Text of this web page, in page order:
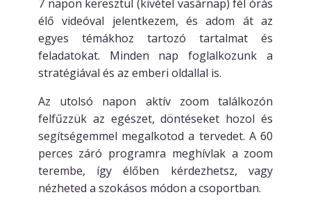
7 napon keresztül (kivétel vasárnap) fél órás
élő videóval jelentkezem, és adom át az
egyes témákhoz tartozó tartalmat és
feladatokat. Minden nap foglalkozunk a
stratégiával és az emberi oldallal is.
Az utolsó napon aktív zoom találkozón
felfűzzük az egészet, döntéseket hozol és
segítségemmel megalkotod a tervedet. A 60
perces záró programra meghívlak a zoom
terembe, így élőben kérdezhetsz, vagy
nézheted a szokásos módon a csoportban.